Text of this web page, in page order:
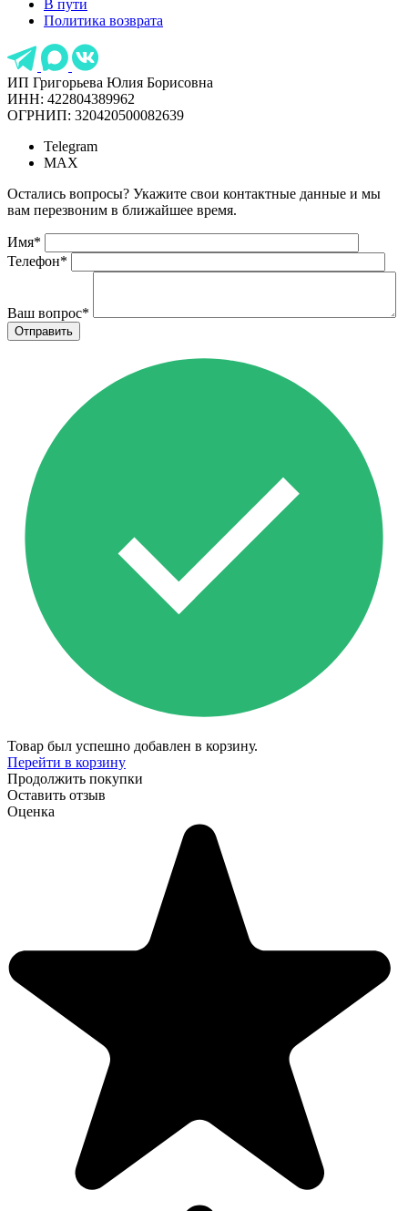
В пути
Политика возврата
ИП Григорьева Юлия Борисовна
ИНН: 422804389962
ОГРНИП: 320420500082639
Telegram
MAX
Остались вопросы? Укажите свои контактные данные и мы
вам перезвоним в ближайшее время.
Имя*
Телефон*
Ваш вопрос*
Товар был успешно добавлен в корзину.
Перейти в корзину
Продолжить покупки
Оставить отзыв
Оценка